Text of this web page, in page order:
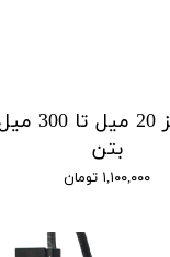
مته کرگیری
بتن
۱,۱۰۰,۰۰۰ تومان